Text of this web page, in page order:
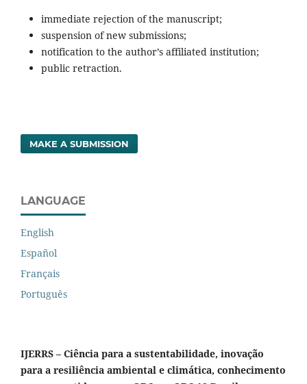
immediate rejection of the manuscript;
suspension of new submissions;
notification to the author’s affiliated institution;
public retraction.
MAKE A SUBMISSION
LANGUAGE
English
Español
Français
Português
IJERRS – Ciência para a sustentabilidade, inovação
para a resiliência ambiental e climática, conhecimento